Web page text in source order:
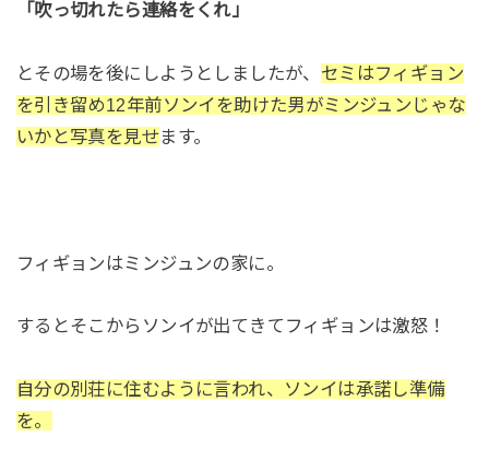
「吹っ切れたら連絡をくれ」
とその場を後にしようとしましたが、 セミはフィギョン
を引き留め12年前ソンイを助けた男がミンジュンじゃな
いかと写真を見せます。
フィギョンはミンジュンの家に。
するとそこからソンイが出てきてフィギョンは激怒！
自分の別荘に住むように言われ、ソンイは承諾し準備
を。